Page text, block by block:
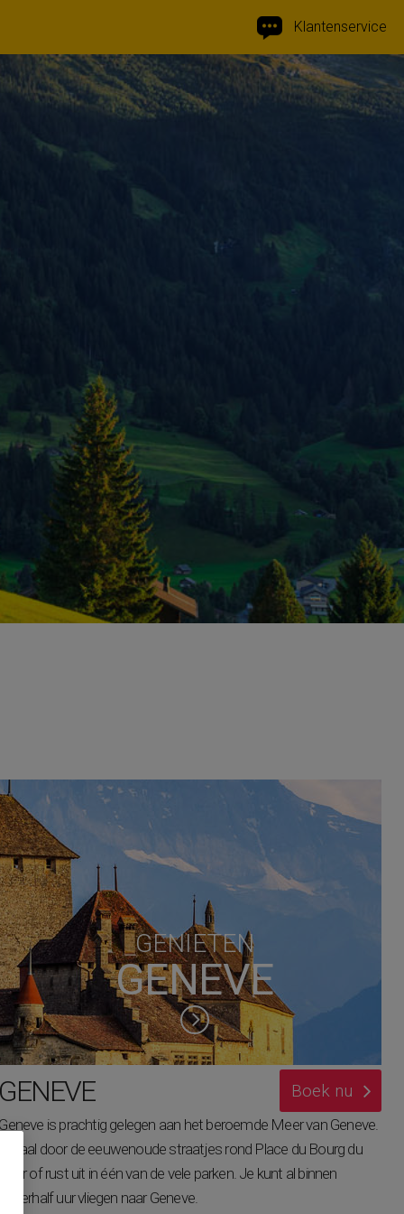
Klantenservice
GENIETEN
GENEVE
Boek nu
is prachtig gelegen aan het beroemde Meer van Geneve.
door de eeuwenoude straatjes rond Place du Bourg du
of rust uit in één van de vele parken. Je kunt al binnen
uur vliegen naar Geneve.